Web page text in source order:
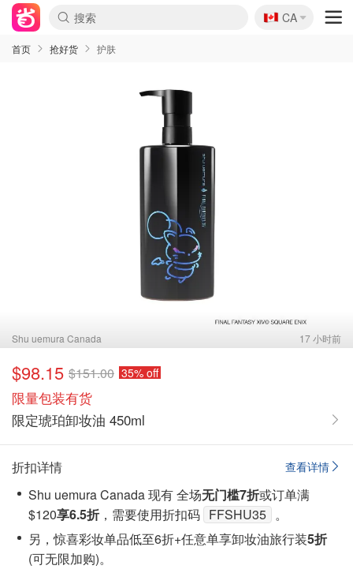
🇨🇦
CA
首页 抢好货 护肤
Shu uemura Canada 17 小时前
$98.15 $151.00 35% off
限量包装有货
限定琥珀卸妆油 450ml
查看详情
折扣详情
Shu uemura Canada 现有 全场无门槛7折或订单满
$120享6.5折 ，需要使用折扣码 FFSHU35 。
另，惊喜彩妆单品低至6折+任意单享卸妆油旅行装5折
(可无限加购)。